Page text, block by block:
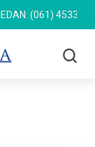
(061) 4533 636